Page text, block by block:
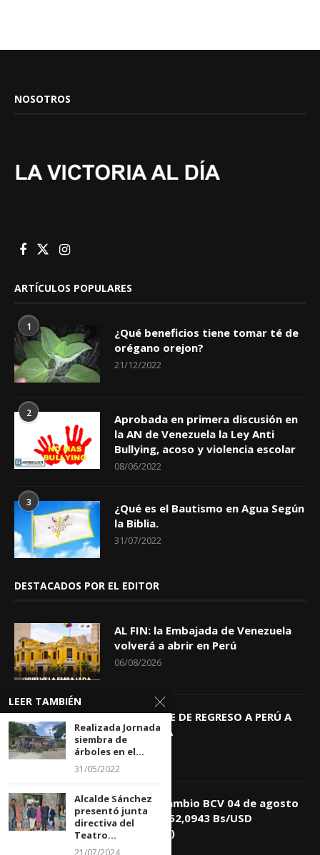
NOSOTROS
ARTÍCULOS POPULARES
1
¿Qué beneficios tiene tomar té de
orégano orejon?
21/12/2022
2
Aprobada en primera discusión en
la AN de Venezuela la Ley Anti
Bullying, acoso y violencia escolar
08/06/2022
3
¿Qué es el Bautismo en Agua Según
la Biblia.
31/07/2022
DESTACADOS POR EL EDITOR
AL FIN: la Embajada de Venezuela
volverá a abrir en Perú
06/08/2026
KEIKO TRAE DE REGRESO A PERÚ A
GIOVANNA
04/08/2026
Tasa de Cambio BCV 04 de agosto
de 2026: 752,0943 Bs/USD
(+0,4418%)
04/08/2026
LEER TAMBIÉN
Realizada Jornada
siembra de
árboles en el...
31/05/2022
Alcalde Sánchez
presentó junta
directiva del
Teatro...
21/07/2024